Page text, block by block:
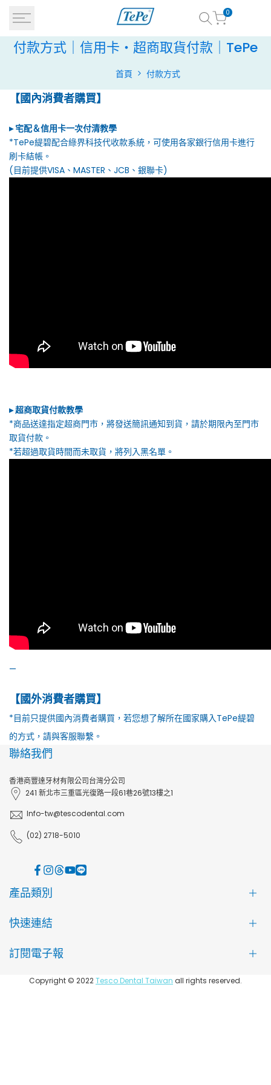
內
0
方
｜
信
用
TePe
付款方式｜信用卡・超商取貨付款｜TePe
首頁 付款方式
【國內消費者購買】
▸ 宅配＆信用卡一次付清教學
*TePe緹碧配合綠界科技代收款系統，可使用各家銀行信用卡進行
刷卡結帳。
(目前提供VISA、MASTER、JCB、銀聯卡)
▸ 超商取貨付款教學
*商品送達指定超商門市，將發送簡訊通知到貨，請於期限內至門市
取貨付款。
*若超過取貨時間而未取貨，將列入黑名單。
—
【國外消費者購買】
*目前只提供國內消費者購買，若您想了解所在國家購入TePe緹碧
的方式，請與客服聯繫。
聯絡我們
香港商豐達牙材有限公司台灣分公司
241 新北市三重區光復路一段61巷26號13樓之1
Info-tw@tescodental.com
(02) 2718-5010
Facebook
Instagram
Threads
YouTube
LINE
產品類別
快速連結
關於 TePe
口腔護理教室
訂閱電子報
訂閱我們的電子報，首次購買即可享 9 折優惠
Copyright © 2022Tesco Dental Taiwan all rights reserved.